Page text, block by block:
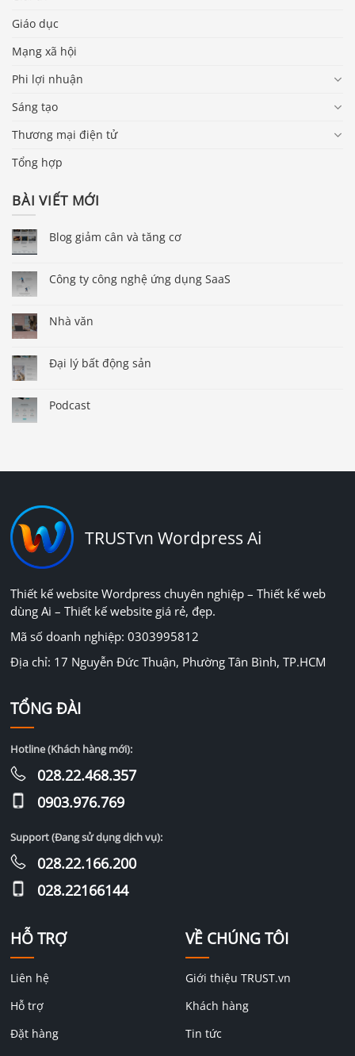
Giáo dục
Mạng xã hội
Phi lợi nhuận
Sáng tạo
Thương mại điện tử
Tổng hợp
BÀI VIẾT MỚI
Blog giảm cân và tăng cơ
Công ty công nghệ ứng dụng SaaS
Nhà văn
Đại lý bất động sản
Podcast
TRUSTvn Wordpress Ai
Thiết kế website Wordpress chuyên nghiệp – Thiết kế web
dùng Ai – Thiết kế website giá rẻ, đẹp.
Mã số doanh nghiệp: 0303995812
Địa chỉ: 17 Nguyễn Đức Thuận, Phường Tân Bình, TP.HCM
HỖ TRỢ
Liên hệ
Hỗ trợ
Đặt hàng
VỀ CHÚNG TÔI
Giới thiệu TRUST.vn
Khách hàng
Tin tức
TỔNG ĐÀI
Hotline (Khách hàng mới):
028.22.468.357
0903.976.769
Support (Đang sử dụng dịch vụ):
028.22.166.200
028.22166144